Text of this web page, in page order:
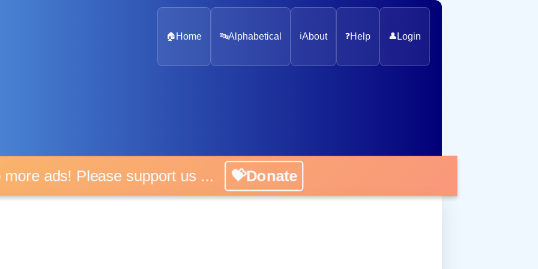
🏠 Home 🔤Alphabetical ℹ️About ❓Help 👤 Login
ads! Please support us ... 💝Donate